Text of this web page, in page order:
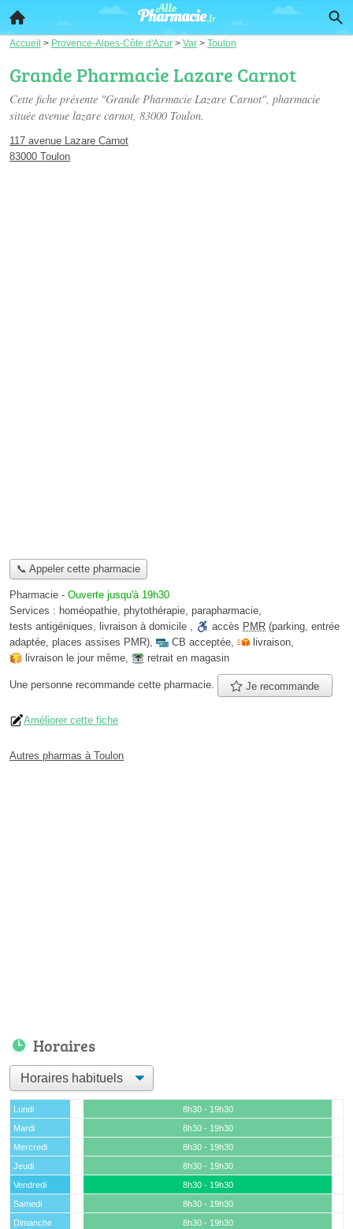
Accueil > Provence-Alpes-Côte d'Azur > Var > Toulon
Grande Pharmacie Lazare Carnot
Cette fiche présente "Grande Pharmacie Lazare Carnot", pharmacie
située avenue lazare carnot, 83000 Toulon.
117 avenue Lazare Carnot
83000 Toulon
📞 Appeler cette pharmacie
Pharmacie - Ouverte jusqu'à 19h30
Services : homéopathie, phytothérapie, parapharmacie,
tests antigéniques, livraison à domicile , accès PMR (parking, entrée
adaptée, places assises PMR), CB acceptée, livraison,
livraison le jour même, retrait en magasin
Une personne recommande cette pharmacie. Je recommande
Améliorer cette fiche
Autres pharmas à Toulon
Horaires
Lundi
8h30 - 19h30
Mardi
8h30 - 19h30
Mercredi
8h30 - 19h30
Jeudi
8h30 - 19h30
Vendredi
8h30 - 19h30
Samedi
8h30 - 19h30
Dimanche
8h30 - 19h30